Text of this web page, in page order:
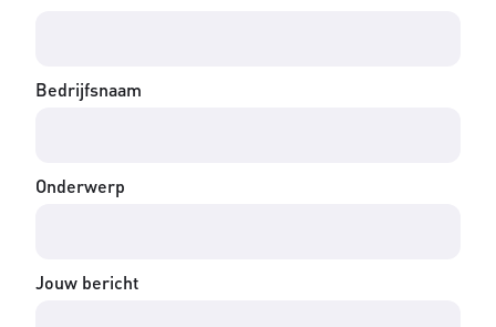
Bedrijfsnaam
Onderwerp
Jouw bericht